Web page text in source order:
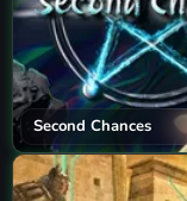
Second Chances